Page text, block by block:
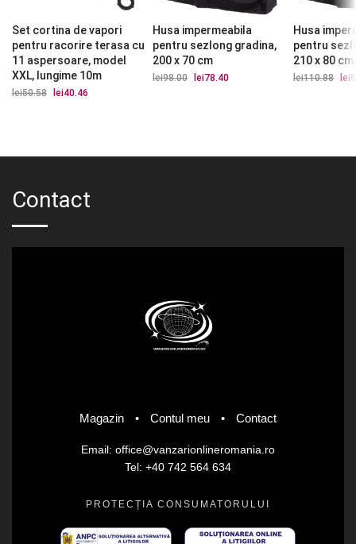
Set cortina de vapori
pentru racorire terasa cu
11 aspersoare, model
XXL, lungime 10m
lei50.58
Prețul
lei40.46
Husa impermeabila
pentru sezlong gradina,
200 x 70 cm
lei98.00
Prețul
lei78.40
Husa
pentru
210 x 80 cm
lei110.88 lei
Contact
Magazin • Contul meu • Contact
Email: office@vanzarionlineromania.ro
Tel: +40 742 564 634
PROTECȚIA CONSUMATORULUI